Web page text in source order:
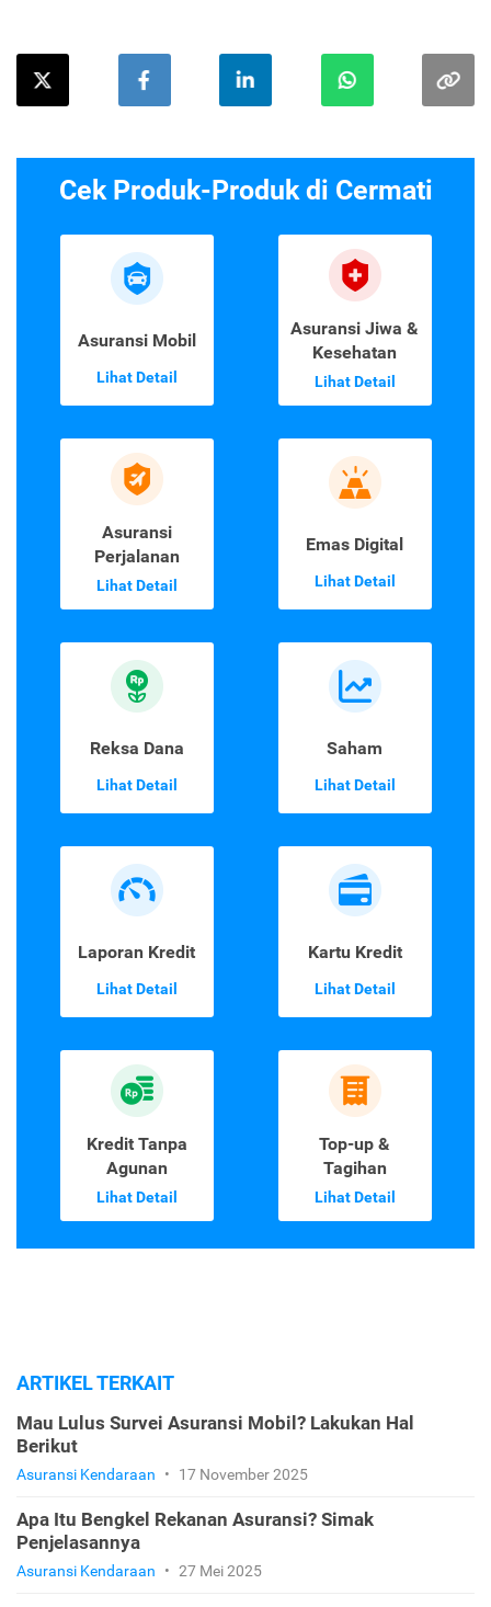
Cek Produk-Produk di Cermati
Asuransi Mobil
Lihat Detail
Asuransi Jiwa &
Kesehatan
Lihat Detail
Asuransi
Perjalanan
Lihat Detail
Emas Digital
Lihat Detail
Reksa Dana
Lihat Detail
Saham
Lihat Detail
Laporan Kredit
Lihat Detail
Kartu Kredit
Lihat Detail
Kredit Tanpa
Agunan
Lihat Detail
Top-up &
Tagihan
Lihat Detail
ARTIKEL TERKAIT
Mau Lulus Survei Asuransi Mobil? Lakukan Hal
Berikut
Asuransi Kendaraan • 17 November 2025
Apa Itu Bengkel Rekanan Asuransi? Simak
Penjelasannya
Asuransi Kendaraan • 27 Mei 2025